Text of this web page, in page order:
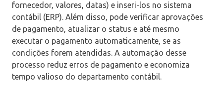
fornecedor, valores, datas) e inseri-los no sistema
contábil (ERP). Além disso, pode verificar aprovações
de pagamento, atualizar o status e até mesmo
executar o pagamento automaticamente, se as
condições forem atendidas. A automação desse
processo reduz erros de pagamento e economiza
tempo valioso do departamento contábil.